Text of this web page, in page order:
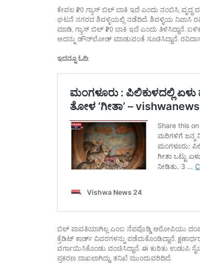
ಕೇವಲ ₹20 ಗ್ಯಾಸ್‌ ಬಿಲ್‌ ಬಾಕಿ ಇದೆ ಎಂದು ನಂಬಿಸಿ,
ಘಟನೆ ನಗರದ ಶಿವಳ್ಳಿಯಲ್ಲಿ ನಡೆದಿದೆ. ಶಿವಳ್ಳಿಯ ನಿವಾಸಿ
ಮಾಡಿ, ಗ್ಯಾಸ್‌ ಬಿಲ್‌ ₹20 ಬಾಕಿ ಇದೆ ಎಂದು ತಿಳಿಸಿದ್ದಾನೆ.
ಅದನ್ನು ಡೌನ್‌ಲೋಡ್‌ ಮಾಡುವಂತೆ ಸೂಚಿಸಿದ್ದಾನೆ.
ಇದನ್ನೂ ಓದಿ:
ಬಿಲ್‌ ಪಾವತಿಯಾಗಿಲ್ಲ ಎಂಬ ನೆಪವೊಡ್ಡಿ ಆರೋಪಿಯು
ಕ್ರೆಡಿಟ್‌ ಕಾರ್ಡ್‌ ವಿವರಗಳನ್ನು ಪಡೆದುಕೊಂಡಿದ್ದಾನೆ.
ವರ್ಗಾಯಿಸಿಕೊಂಡು ವಂಚಿಸಿದ್ದಾನೆ. ಈ ಕುರಿತು ಉಡುಪಿ
ಪ್ರಕರಣ ದಾಖಲಾಗಿದ್ದು, ತನಿಖೆ ಮುಂದುವರಿದಿದೆ.